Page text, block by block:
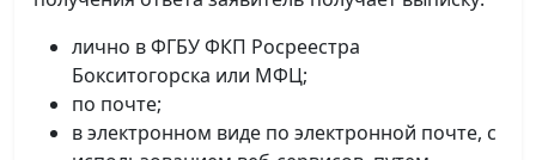
лично в ФГБУ ФКП Росреестра
Бокситогорска или МФЦ;
по почте;
в электронном виде по электронной почте, с